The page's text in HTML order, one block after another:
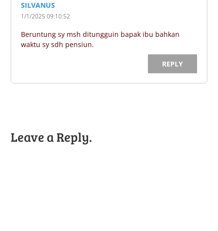
SILVANUS
1/1/2025 09:10:52
Beruntung sy msh ditungguin bapak ibu bahkan
waktu sy sdh pensiun.
REPLY
Leave a Reply.